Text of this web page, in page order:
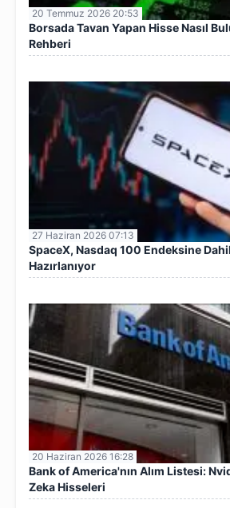
20 Temmuz 2026 20:53
Borsada Tavan Yapan Hisse Nasıl
Rehberi
27 Haziran 2026 07:13
SpaceX, Nasdaq 100 Endeksine
Hazırlanıyor
20 Haziran 2026 16:28
Bank of America'nın Alım Listesi:
Zeka Hisseleri